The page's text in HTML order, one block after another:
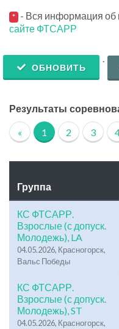
* - Вся информация об
сайте ФТСАРР
ОБНОВИТЬ
.
Результаты
« 1 2 3
Группа
КС ФТСАРР.
Взрослые (с допуск.
Молодежь), LA
04.05.2026, Красногорск,
Вальс Победы
КС ФТСАРР.
Взрослые (с допуск.
Молодежь), ST
04.05.2026, Красногорск,